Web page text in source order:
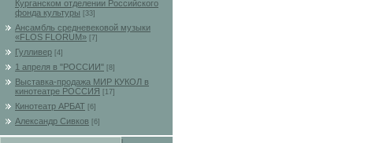
Курганском отделении Российского
фонда культуры
[33]
Ансамбль средневековой музыки
«FLOS FLORUM» [7]
Гулливер [4]
1 апреля в "РОССИИ" [8]
Выставка-продажа МИР КУКОЛ в
кинотеатре РОССИЯ
[17]
Кинотеатр АРБАТ [6]
Александр Сивков [6]